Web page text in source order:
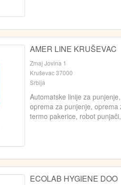
AMER LINE KRUŠEVAC
Zmaj Jovina 1
Kruševac 37000
Srbija
Automatske linije za
oprema za punjenje,
termo pakerice, robot
ECOLAB HYGIENE DOO